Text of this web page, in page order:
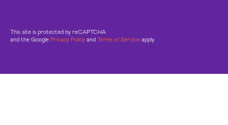
This site is protected by reCAPTCHA
and the Google Privacy Policy and Terms of Service apply.